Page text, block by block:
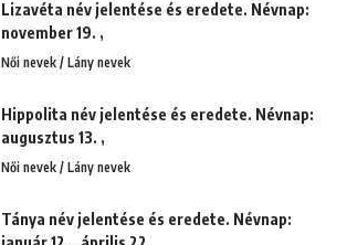
Lizavéta név jelentése és eredete. Névnap:
november 19. ,
Női nevek / Lány nevek
Hippolita név jelentése és eredete. Névnap:
augusztus 13. ,
Női nevek / Lány nevek
Tánya név jelentése és eredete. Névnap: